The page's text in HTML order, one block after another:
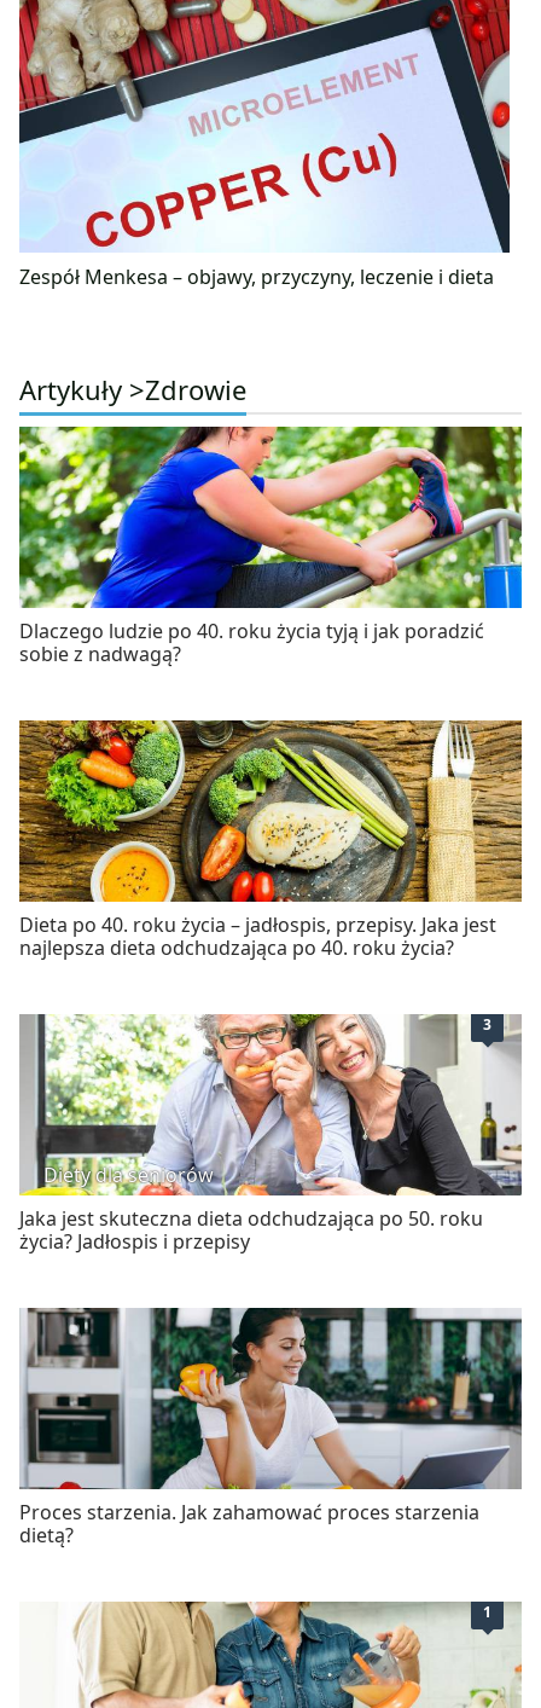
Zespół Menkesa – objawy, przyczyny, leczenie i dieta
Artykuły >Zdrowie
Dlaczego ludzie po 40. roku życia tyją i jak poradzić
sobie z nadwagą?
Dieta po 40. roku życia – jadłospis, przepisy. Jaka jest
najlepsza dieta odchudzająca po 40. roku życia?
3
Diety dla seniorów
Jaka jest skuteczna dieta odchudzająca po 50. roku
życia? Jadłospis i przepisy
Proces starzenia. Jak zahamować proces starzenia
dietą?
1